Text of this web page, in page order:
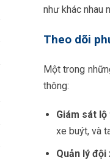
như khác nhau
Theo dõi
Một trong
thông:
Giám sát
xe buýt, và
Quản lý đội